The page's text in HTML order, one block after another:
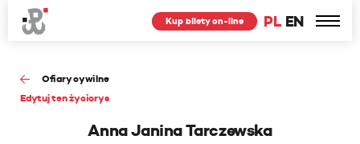
PL EN
Kup bilety on-line
Ofiary cywilne
Edytuj ten życiorys
Anna Janina Tarczewska